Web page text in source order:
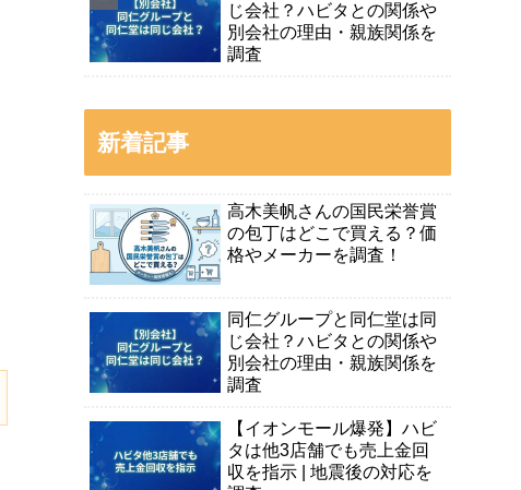
じ会社？ハビタとの関係や
別会社の理由・親族関係を
調査
新着記事
高木美帆さんの国民栄誉賞
の包丁はどこで買える？価
格やメーカーを調査！
同仁グループと同仁堂は同
じ会社？ハビタとの関係や
別会社の理由・親族関係を
調査
【イオンモール爆発】ハビ
タは他3店舗でも売上金回
収を指示 | 地震後の対応を